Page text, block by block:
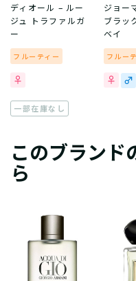
ディオール – ルー
ジュ トラファルガ
ー
フルーティー
一部在庫なし
ジョー
ブラッ
ベイ
フルー
このブランド
ら